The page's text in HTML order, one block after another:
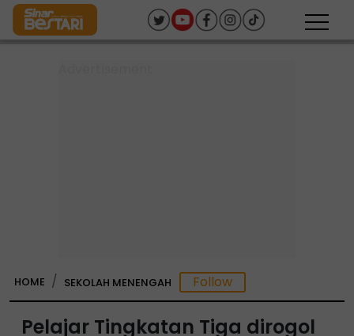
HOME SEKOLAH MENENGAH
Pelajar Tingkatan Tiga dirogol